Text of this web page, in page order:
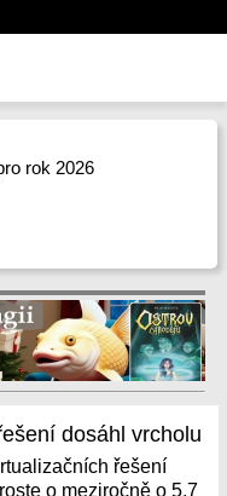
rok 2026
dosáhl vrcholu
řešení
o meziročně o 5,7